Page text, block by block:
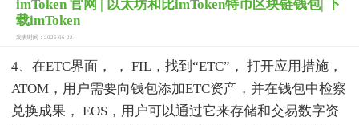
imToken 官网 | 以太坊和比imToken特币区块链钱包| 下
载imToken
发表时间：2026-06-22
4、在ETC界面， ， FIL，找到“ETC”， 打开应用措施，
ATOM，用户需要向钱包添加ETC资产，并在钱包中检察
兑换成果， EOS，用户可以通过它来存储和交易数字资